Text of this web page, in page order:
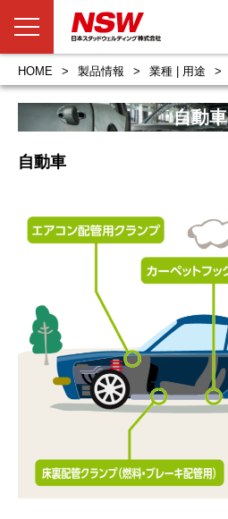
HOME 製品情報 業種 | 用途
自動車
自動車